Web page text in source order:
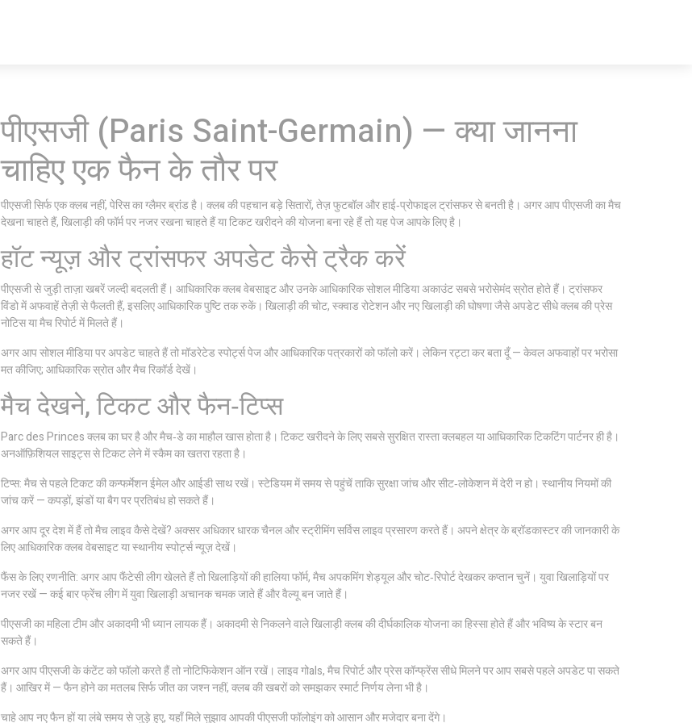
पीएसजी (Paris Saint-Germain) — क्या जानना
चाहिए एक फैन के तौर पर
पीएसजी सिर्फ एक क्लब नहीं, पेरिस का ग्लैमर ब्रांड है। क्लब की पहचान बड़े सितारों, तेज़ फुटबॉल और हाई‑प्रोफाइल ट्रांसफर से बनती है। अगर आप पीएसजी का मैच
देखना चाहते हैं, खिलाड़ी की फॉर्म पर नजर रखना चाहते हैं या टिकट खरीदने की योजना बना रहे हैं तो यह पेज आपके लिए है।
हॉट न्यूज़ और ट्रांसफर अपडेट कैसे ट्रैक करें
पीएसजी से जुड़ी ताज़ा खबरें जल्दी बदलती हैं। आधिकारिक क्लब वेबसाइट और उनके आधिकारिक सोशल मीडिया अकाउंट सबसे भरोसेमंद स्रोत होते हैं। ट्रांसफर
विंडो में अफवाहें तेज़ी से फैलती हैं, इसलिए आधिकारिक पुष्टि तक रुकें। खिलाड़ी की चोट, स्क्वाड रोटेशन और नए खिलाड़ी की घोषणा जैसे अपडेट सीधे क्लब की प्रेस
नोटिस या मैच रिपोर्ट में मिलते हैं।
अगर आप सोशल मीडिया पर अपडेट चाहते हैं तो मॉडरेटेड स्पोर्ट्स पेज और आधिकारिक पत्रकारों को फॉलो करें। लेकिन रट्टा कर बता दूँ — केवल अफवाहों पर भरोसा
मत कीजिए; आधिकारिक स्रोत और मैच रिकॉर्ड देखें।
मैच देखने, टिकट और फैन‑टिप्स
Parc des Princes क्लब का घर है और मैच‑डे का माहौल खास होता है। टिकट खरीदने के लिए सबसे सुरक्षित रास्ता क्लबहल या आधिकारिक टिकटिंग पार्टनर ही है।
अनऑफ़िशियल साइट्स से टिकट लेने में स्कैम का खतरा रहता है।
टिप्स: मैच से पहले टिकट की कन्फर्मेशन ईमेल और आईडी साथ रखें। स्टेडियम में समय से पहुंचें ताकि सुरक्षा जांच और सीट‑लोकेशन में देरी न हो। स्थानीय नियमों की
जांच करें — कपड़ों, झंडों या बैग पर प्रतिबंध हो सकते हैं।
अगर आप दूर देश में हैं तो मैच लाइव कैसे देखें? अक्सर अधिकार धारक चैनल और स्ट्रीमिंग सर्विस लाइव प्रसारण करते हैं। अपने क्षेत्र के ब्रॉडकास्टर की जानकारी के
लिए आधिकारिक क्लब वेबसाइट या स्थानीय स्पोर्ट्स न्यूज़ देखें।
फैंस के लिए रणनीति: अगर आप फैंटेसी लीग खेलते हैं तो खिलाड़ियों की हालिया फॉर्म, मैच अपकमिंग शेड्यूल और चोट‑रिपोर्ट देखकर कप्तान चुनें। युवा खिलाड़ियों पर
नजर रखें — कई बार फ्रेंच लीग में युवा खिलाड़ी अचानक चमक जाते हैं और वैल्यू बन जाते हैं।
पीएसजी का महिला टीम और अकादमी भी ध्यान लायक हैं। अकादमी से निकलने वाले खिलाड़ी क्लब की दीर्घकालिक योजना का हिस्सा होते हैं और भविष्य के स्टार बन
सकते हैं।
अगर आप पीएसजी के कंटेंट को फॉलो करते हैं तो नोटिफिकेशन ऑन रखें। लाइव गोals, मैच रिपोर्ट और प्रेस कॉन्फ्रेंस सीधे मिलने पर आप सबसे पहले अपडेट पा सकते
हैं। आखिर में — फैन होने का मतलब सिर्फ जीत का जश्न नहीं, क्लब की खबरों को समझकर स्मार्ट निर्णय लेना भी है।
चाहे आप नए फैन हों या लंबे समय से जुड़े हुए, यहाँ मिले सुझाव आपकी पीएसजी फॉलोइंग को आसान और मजेदार बना देंगे।